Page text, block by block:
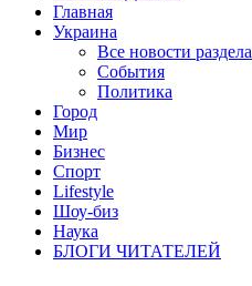
Главная
Украина
Все новости раздела
События
Политика
Город
Мир
Бизнес
Спорт
Lifestyle
Шоу-биз
Наука
БЛОГИ ЧИТАТЕЛЕЙ